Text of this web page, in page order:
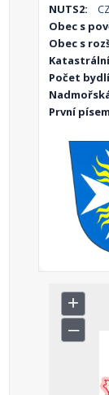
NUTS2:
Obec s
Obec s
Počet
První